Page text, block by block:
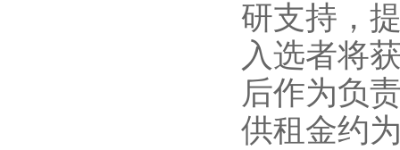
研支持，
入选者将
后作为负
供租金约